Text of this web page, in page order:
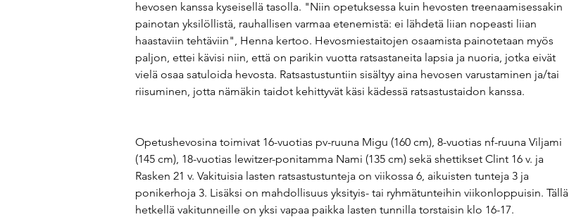
hevosen kanssa kyseisellä tasolla. "Niin opetuksessa kuin hevosten treenaamisessakin
painotan yksilöllistä, rauhallisen varmaa etenemistä: ei lähdetä liian nopeasti liian
haastaviin tehtäviin", Henna kertoo. Hevosmiestaitojen osaamista painotetaan myös
paljon, ettei kävisi niin, että on parikin vuotta ratsastaneita lapsia ja nuoria, jotka eivät
vielä osaa satuloida hevosta. Ratsastustuntiin sisältyy aina hevosen varustaminen ja/tai
riisuminen, jotta nämäkin taidot kehittyvät käsi kädessä ratsastustaidon kanssa.
Opetushevosina toimivat 16-vuotias pv-ruuna Migu (160 cm), 8-vuotias nf-ruuna Viljami
(145 cm), 18-vuotias lewitzer-ponitamma Nami (135 cm) sekä shettikset Clint 16 v. ja
Rasken 21 v. Vakituisia lasten ratsastustunteja on viikossa 6, aikuisten tunteja 3 ja
ponikerhoja 3. Lisäksi on mahdollisuus yksityis- tai ryhmätunteihin viikonloppuisin. Tällä
hetkellä vakitunneille on yksi vapaa paikka lasten tunnilla torstaisin klo 16-17.